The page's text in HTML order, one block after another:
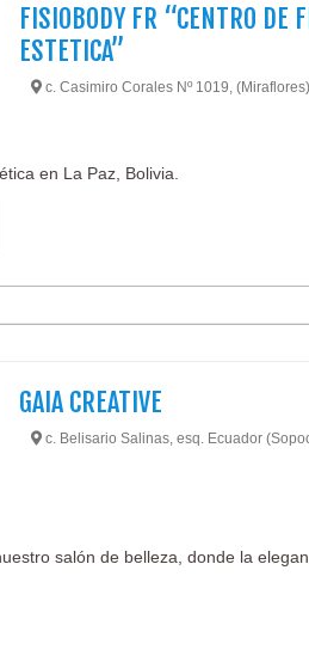
FISIOBODY FR “CENTRO DE
ESTETICA”
c. Casimiro Corales Nº 1019,
en La Paz, Bolivia.
GAIA CREATIVE
c. Belisario Salinas, esq. Ecuador
salón de belleza, donde la